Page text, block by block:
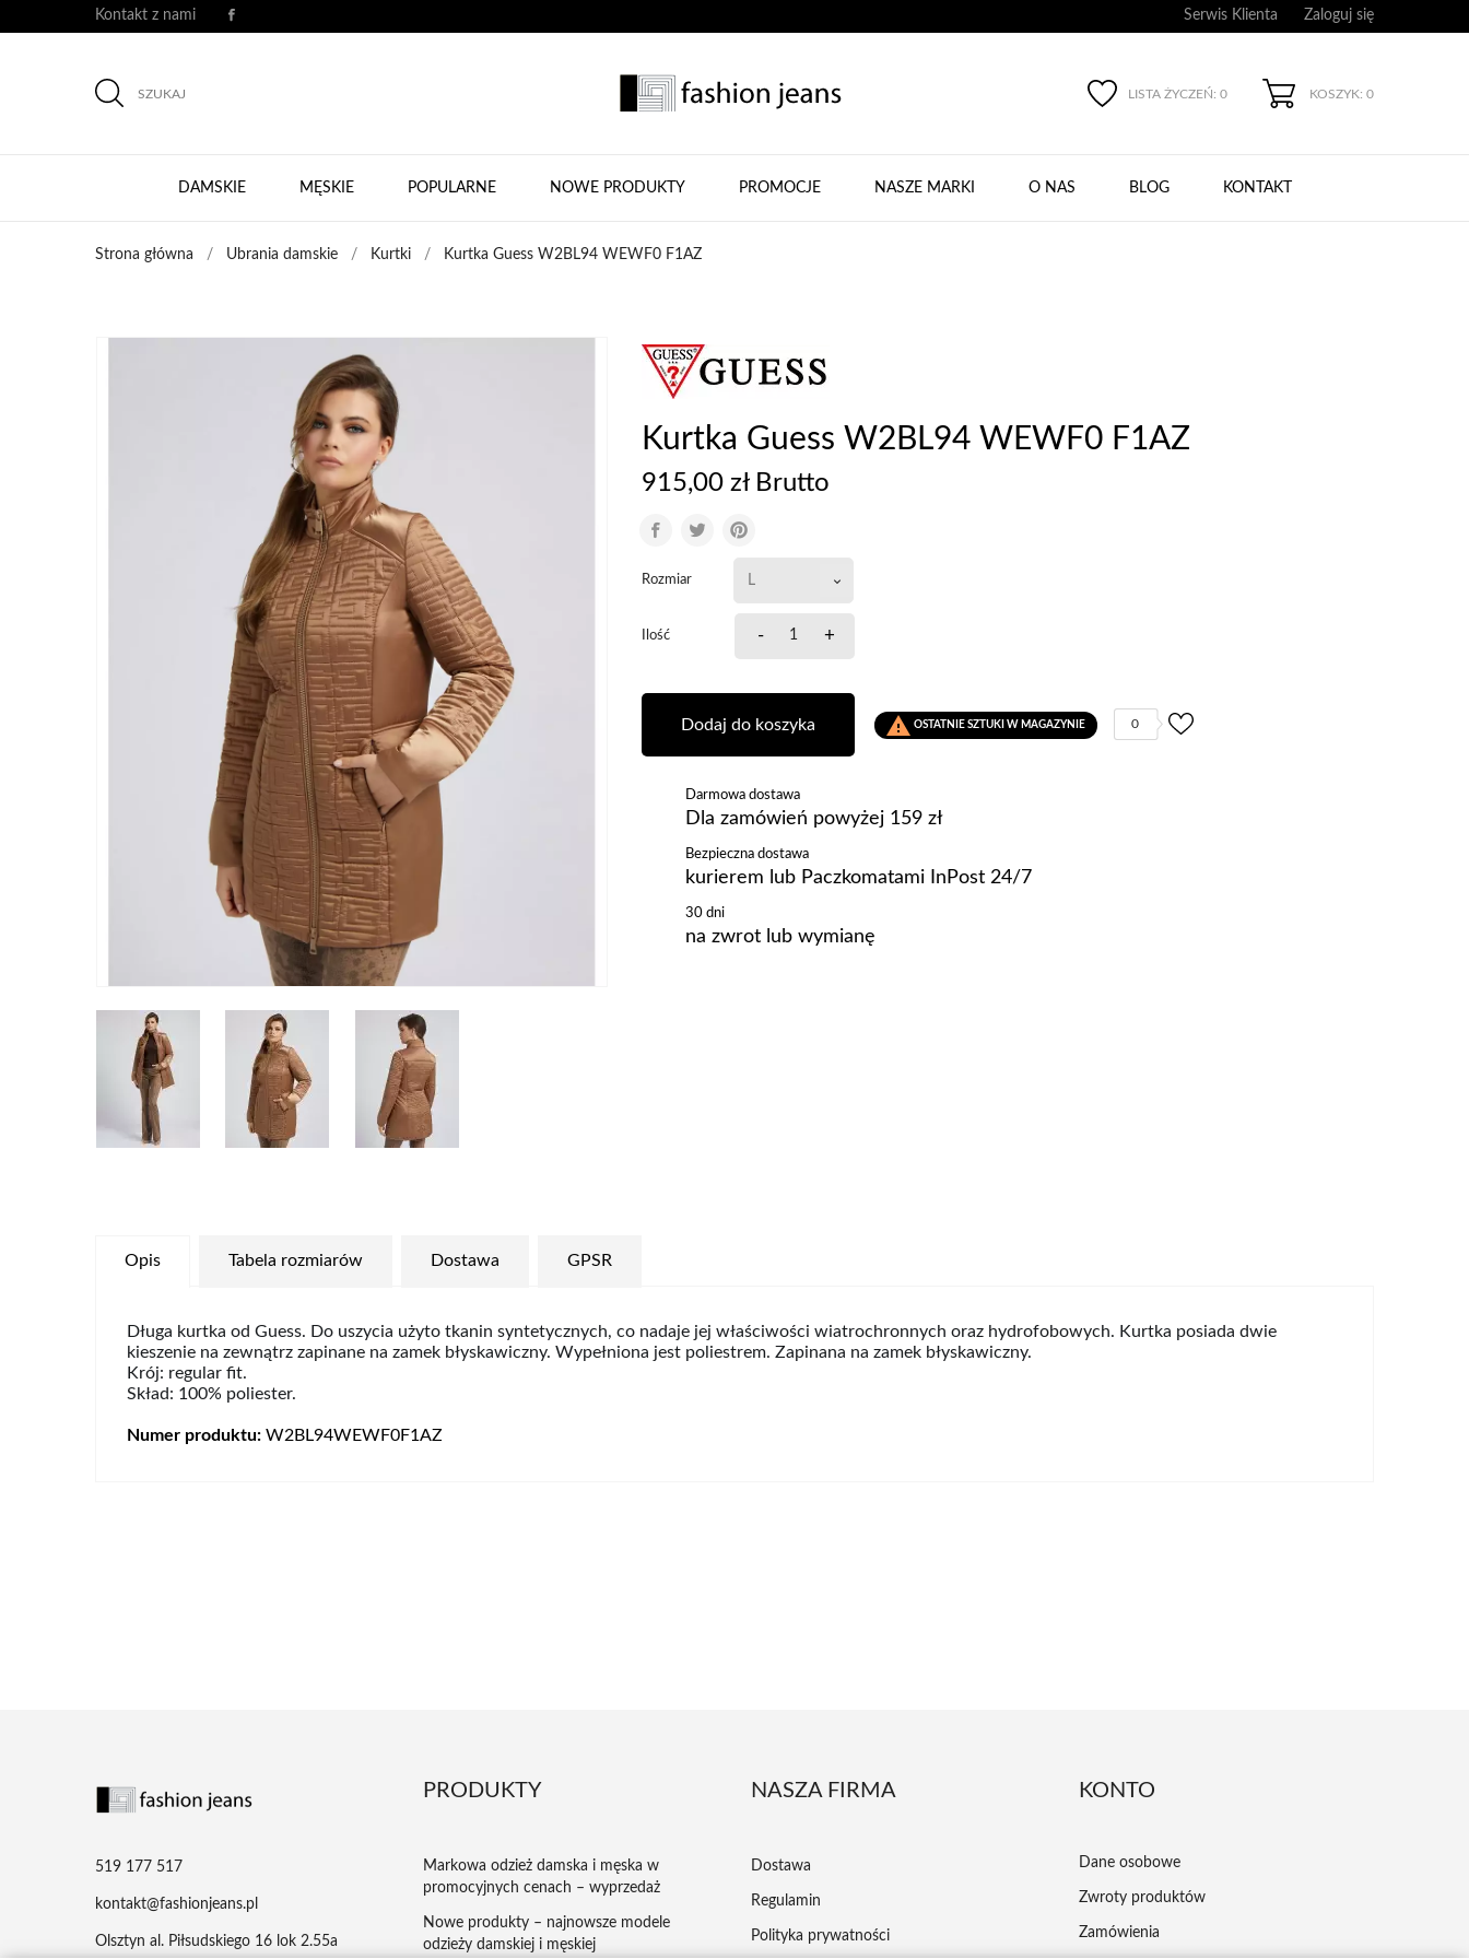
Kontakt z nami Serwis Klienta Zaloguj się
SZUKAJ LISTA ŻYCZEŃ: 0 KOSZYK: 0
DAMSKIE MĘSKIE POPULARNE NOWE PRODUKTY PROMOCJE NASZE MARKI O NAS BLOG KONTAKT
Strona główna Ubrania damskie Kurtki Kurtka Guess W2BL94 WEWF0 F1AZ
Kurtka Guess W2BL94 WEWF0 F1AZ
915,00 zł Brutto
Rozmiar
Ilość - +
Dodaj do koszyka  OSTATNIE SZTUKI W MAGAZYNIE 0
Darmowa dostawa
Dla zamówień powyżej 159 zł
Bezpieczna dostawa
kurierem lub Paczkomatami InPost 24/7
30 dni
na zwrot lub wymianę
Opis Tabela rozmiarów Dostawa GPSR
Długa kurtka od Guess. Do uszycia użyto tkanin syntetycznych, co nadaje jej właściwości wiatrochronnych oraz hydrofobowych. Kurtka posiada dwie
kieszenie na zewnątrz zapinane na zamek błyskawiczny. Wypełniona jest poliestrem. Zapinana na zamek błyskawiczny.
Krój: regular fit.
Skład: 100% poliester.
Numer produktu: W2BL94WEWF0F1AZ
519 177 517
kontakt@fashionjeans.pl
Olsztyn al. Piłsudskiego 16 lok 2.55a
PRODUKTY
Markowa odzież damska i męska w
promocyjnych cenach – wyprzedaż
Nowe produkty – najnowsze modele
odzieży damskiej i męskiej
NASZA FIRMA
Dostawa
Regulamin
Polityka prywatności
KONTO
Dane osobowe
Zwroty produktów
Zamówienia